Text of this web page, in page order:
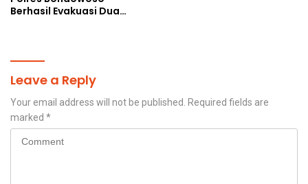
Berhasil Evakuasi Dua
Leave a Reply
Your email address will not be published.
Required fields are
marked *